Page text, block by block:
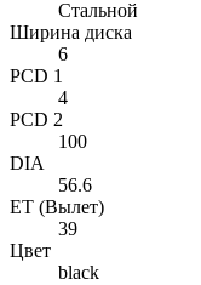
Стальной
Ширина диска
6
PCD 1
4
PCD 2
100
DIA
56.6
ET (Вылет)
39
Цвет
black